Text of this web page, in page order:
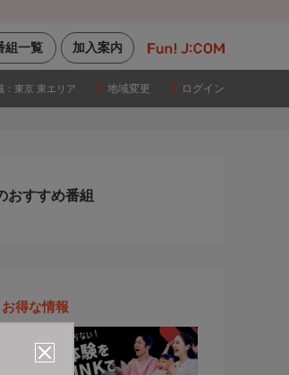
加入案内
組一覧
東京 東エリア 地域変更 ログイン
おすすめ番組
得な情報